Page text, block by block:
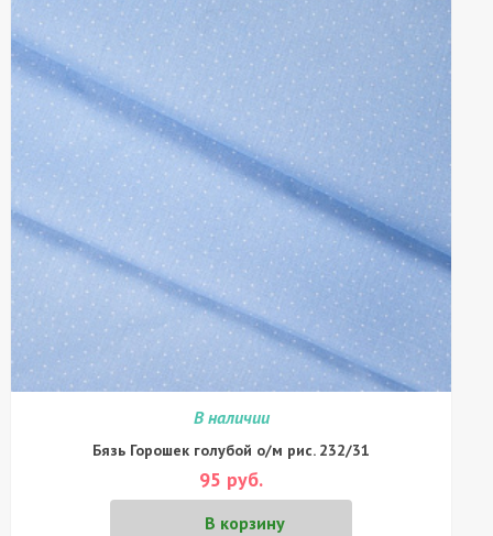
В наличии
Бязь Горошек голубой о/м рис. 232/31
95 руб.
В корзину